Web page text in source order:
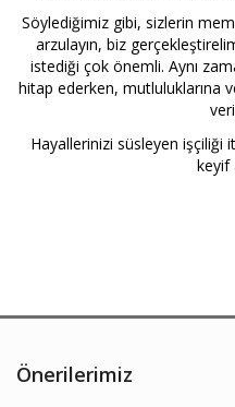
Söylediğimiz gibi, sizlerin
arzulayın, biz
istediği çok önemli. Aynı
hitap ederken, mutluluklarına
Hayallerinizi süsleyen işçiliği
keyif
Önerilerimiz